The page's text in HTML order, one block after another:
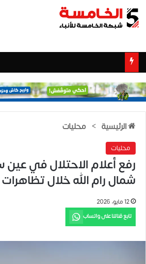
الرئيسية > محليات
محليات
رفع أعلام الاحتلال في عين
شمال رام الله خلال
12 مايو، 2026
تابع قناتنا على واتساب